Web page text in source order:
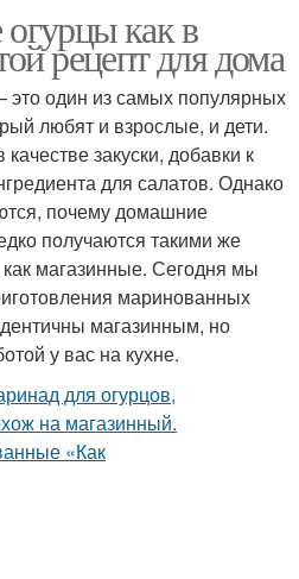
как в
рецепт для дома
один из самых популярных
любят и взрослые, и дети.
закуски, добавки к
для салатов. Однако
почему домашние
получаются такими же
магазинные. Сегодня мы
маринованных
магазинным, но
у вас на кухне.